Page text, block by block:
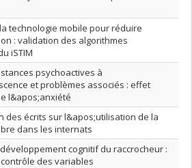
technologie mobile pour réduire
: validation des algorithmes
iSTIM
psychoactives à
et problèmes associés : effet
l&apos;anxiété
des écrits sur l&apos;utilisation de la
dans les internats
cognitif du raccrocheur :
des variables